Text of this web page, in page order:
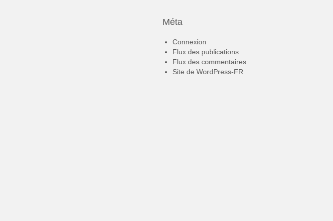
Méta
Connexion
Flux des publications
Flux des commentaires
Site de WordPress-FR